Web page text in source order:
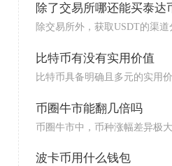
除了交易所哪还能买泰达
除交易所外，获取USDT的渠道
比特币有没有实用价值
比特币具备明确且多元的实用
币圈牛市能翻几倍吗
币圈牛市中，币种涨幅差异极
波卡币用什么钱包